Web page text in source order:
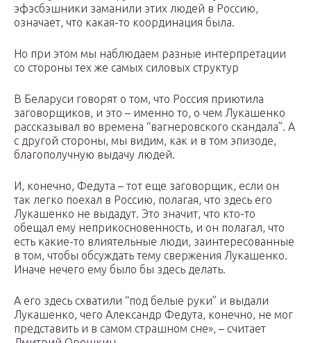
эфэсбэшники заманили этих людей в Россию,
означает, что какая-то координация была.
Но при этом мы наблюдаем разные интерпретации
со стороны тех же самых силовых структур
В Беларуси говорят о том, что Россия приютила
заговорщиков, и это – именно то, о чем Лукашенко
рассказывал во времена “вагнеровского скандала”. А
с другой стороны, мы видим, как и в том эпизоде,
благополучную выдачу людей.
И, конечно, Федута – тот еще заговорщик, если он
так легко поехал в Россию, полагая, что здесь его
Лукашенко не выдадут. Это значит, что кто-то
обещал ему неприкосновенность, и он полагал, что
есть какие-то влиятельные люди, заинтересованные
в том, чтобы обсуждать тему свержения Лукашенко.
Иначе нечего ему было бы здесь делать.
А его здесь схватили “под белые руки” и выдали
Лукашенко, чего Александр Федута, конечно, не мог
представить и в самом страшном сне», – считает